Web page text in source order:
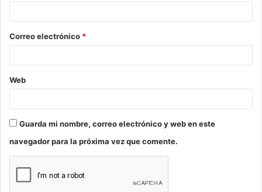
*
Correo electrónico *
Web
Guarda mi nombre, correo electrónico y web en este
navegador para la próxima vez que comente.